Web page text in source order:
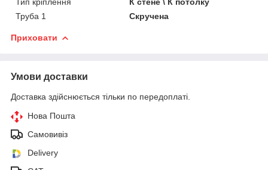
Труба 1
Скручена
Приховати
Умови доставки
Доставка здійснюється тільки по передоплаті.
Нова Пошта
Самовивіз
Delivery